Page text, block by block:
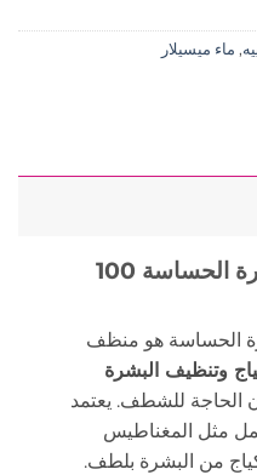
, ماء ميسيلار
جارنيه ماء ميسيلار للبشرة الحساسة 100
الحساسة هو منظف
وتنظيف البشرة
الحاجة للشطف. يعتمد
مثل المغناطيس
من البشرة بلطف.